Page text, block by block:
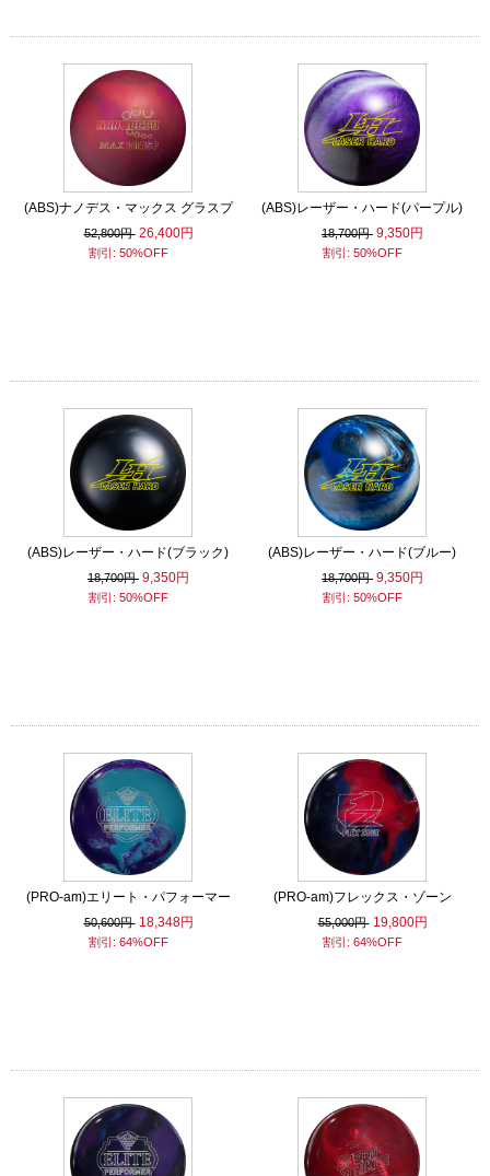
(ABS)ナノデス・マックス グラスプ
52,800円 26,400円
割引: 50%OFF
(ABS)レーザー・ハード(パープル)
18,700円 9,350円
割引: 50%OFF
(ABS)レーザー・ハード(ブラック)
18,700円 9,350円
割引: 50%OFF
(ABS)レーザー・ハード(ブルー)
18,700円 9,350円
割引: 50%OFF
(PRO-am)エリート・パフォーマー
50,600円 18,348円
割引: 64%OFF
(PRO-am)フレックス・ゾーン
55,000円 19,800円
割引: 64%OFF